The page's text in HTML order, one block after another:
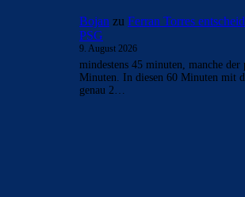
Bojan zu Ferran Torres
PSG
9. August 2026
mindestens 45 minuten, manche der
Minuten. In diesen 60 Minuten mit
genau 2…